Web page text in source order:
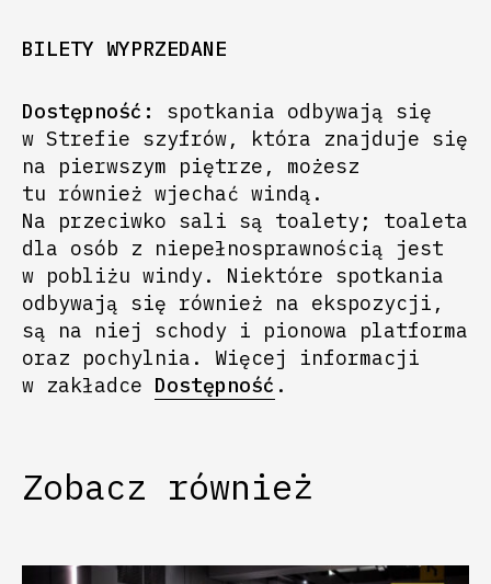
BILETY WYPRZEDANE
Dostępność: spotkania odbywają się
w Strefie szyfrów, która znajduje się
na pierwszym piętrze, możesz
tu również wjechać windą.
Na przeciwko sali są toalety; toaleta
dla osób z niepełnosprawnością jest
w pobliżu windy. Niektóre spotkania
odbywają się również na ekspozycji,
są na niej schody i pionowa platforma
oraz pochylnia. Więcej informacji
w zakładce Dostępność .
Zobacz również